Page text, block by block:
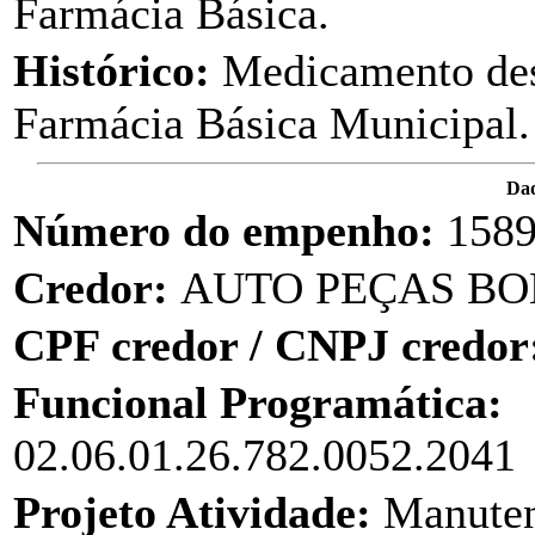
Farmácia Básica.
Histórico: Medicamento
Farmácia Básica Municipal.
Número do empenho:
Credor: AUTO PEÇAS
CPF credor / CNPJ
Funcional Programática:
02.06.01.26.782.0052.2041
Projeto Atividade: